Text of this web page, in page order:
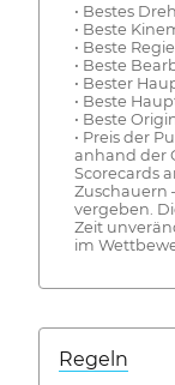
• Bestes
• Beste
• Beste Regie
• Beste
• Bester
• Beste
• Beste
• Preis der
anhand der
Scorecards
Zuschauern
vergeben.
Zeit
im
Regeln